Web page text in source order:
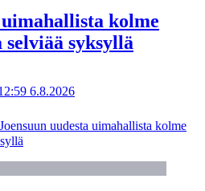
uimahallista kolme
syksyllä
6.8.2026
uudesta uimahallista kolme